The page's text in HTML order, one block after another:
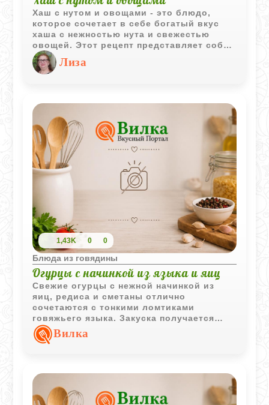
Хаш с нутом и овощами - это блюдо,
которое сочетает в себе богатый вкус
хаша с нежностью нута и свежестью
овощей. Этот рецепт представляет собой
идеальное сочетание питательных
ингредиентов, создавая
сбалансированное и вкусное блюдо. Это
и витаминов. Попробуйте приготовить
хаш с нутом и овощами, и вы получите
истинное удовольствие от этого
изысканного блюда.
Лиза
1,43K 0 0
Блюда из говядины
Огурцы с начинкой из языка и яиц
Свежие огурцы с нежной начинкой из
яиц, редиса и сметаны отлично
сочетаются с тонкими ломтиками
говяжьего языка. Закуска получается
лёгкой, сочной и очень эффектной для
праздничной подачи.
Вилка